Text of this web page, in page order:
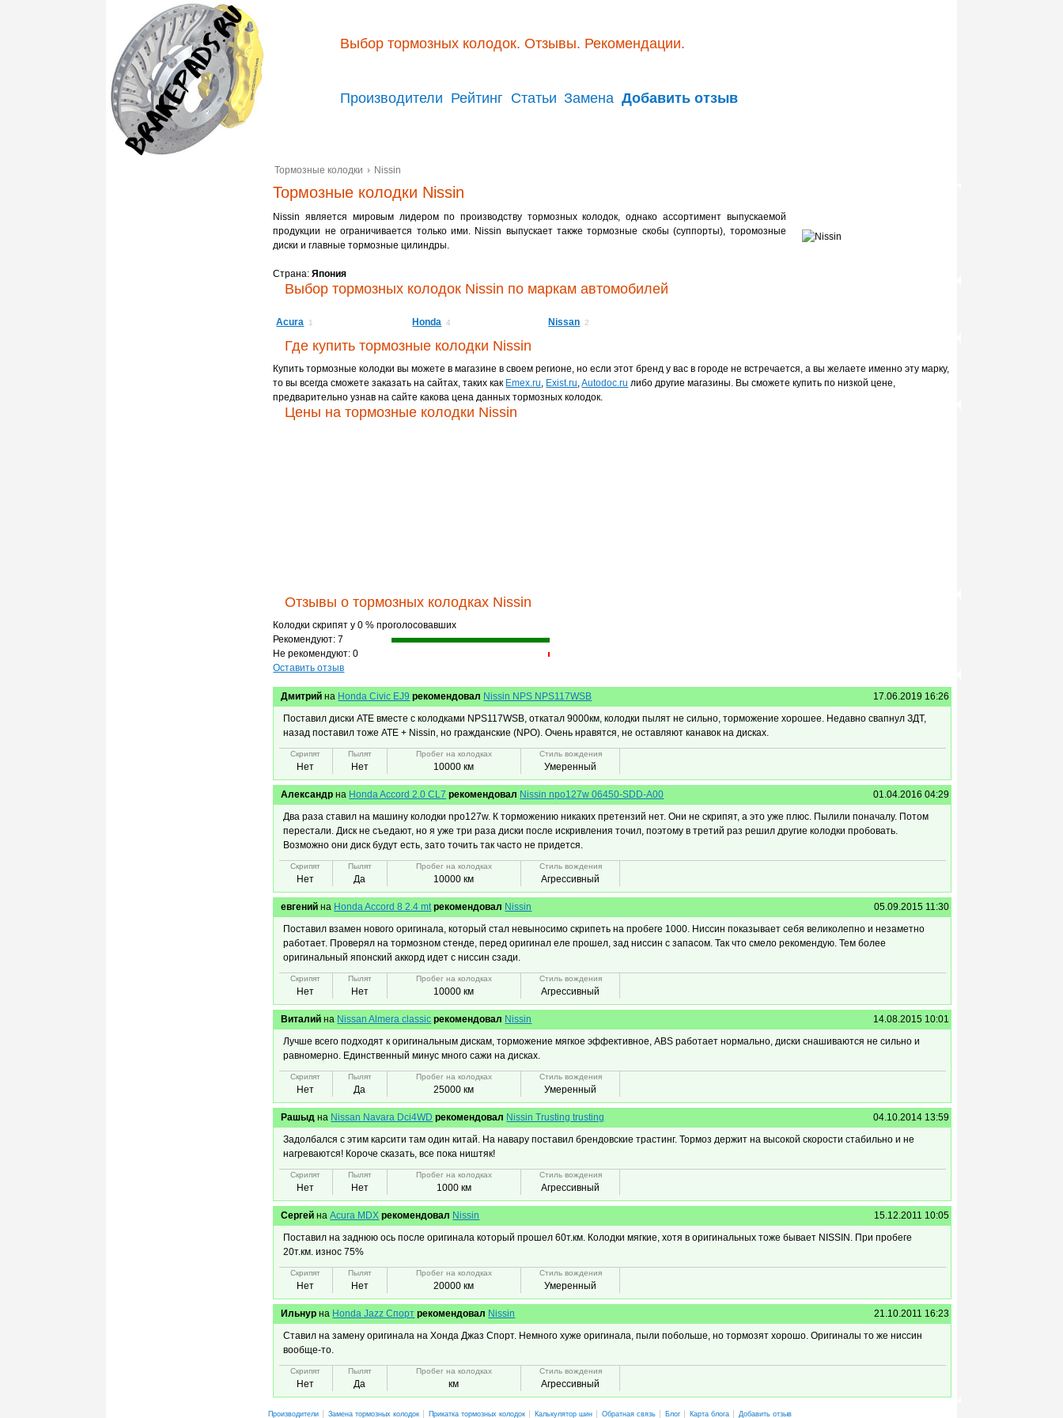
Выбор тормозных колодок. Отзывы. Рекомендации.
Производители Рейтинг Статьи Замена Добавить отзыв
Тормозные колодки › Nissin
Тормозные колодки Nissin
Nissin является мировым лидером по производству тормозных колодок, однако ассортимент выпускаемой
продукции не ограничивается только ими. Nissin выпускает также тормозные скобы (суппорты), торомозные
диски и главные тормозные цилиндры.
Страна:Япония
Выбор тормозных колодок Nissin по маркам автомобилей
Acura 1 Honda 4 Nissan 2
Где купить тормозные колодки Nissin
Купить тормозные колодки вы можете в магазине в своем регионе, но если этот бренд у вас в городе не встречается, а вы желаете именно эту марку,
то вы всегда сможете заказать на сайтах, таких как Emex.ru, Exist.ru,Autodoc.ru либо другие магазины. Вы сможете купить по низкой цене,
предварительно узнав на сайте какова цена данных тормозных колодок.
Цены на тормозные колодки Nissin
Отзывы о тормозных колодках Nissin
Колодки скрипят у 0 % проголосовавших
Рекомендуют: 7
Не рекомендуют: 0
Оставить отзыв
Дмитрий на Honda Civic EJ9 рекомендовал Nissin NPS NPS117WSB 17.06.2019 16:26
Поставил диски ATE вместе с колодками NPS117WSB, откатал 9000км, колодки пылят не сильно, торможение хорошее. Недавно свапнул ЗДТ,
назад поставил тоже ATE + Nissin, но гражданские (NPO). Очень нравятся, не оставляют канавок на дисках.
Скрипят
Нет
Пылят
Нет
Пробег на колодках
10000 км
Стиль вождения
Умеренный
Александр на Honda Accord 2.0 CL7 рекомендовал Nissin npo127w 06450-SDD-A00 01.04.2016 04:29
Два раза ставил на машину колодки npo127w. К торможению никаких претензий нет. Они не скрипят, а это уже плюс. Пылили поначалу. Потом
перестали. Диск не съедают, но я уже три раза диски после искривления точил, поэтому в третий раз решил другие колодки пробовать.
Возможно они диск будут есть, зато точить так часто не придется.
Скрипят
Нет
Пылят
Да
Пробег на колодках
10000 км
Стиль вождения
Агрессивный
евгений на Honda Accord 8 2.4 mt рекомендовал Nissin 05.09.2015 11:30
Поставил взамен нового оригинала, который стал невыносимо скрипеть на пробеге 1000. Ниссин показывает себя великолепно и незаметно
работает. Проверял на тормозном стенде, перед оригинал еле прошел, зад ниссин с запасом. Так что смело рекомендую. Тем более
оригинальный японский аккорд идет с ниссин сзади.
Скрипят
Нет
Пылят
Нет
Пробег на колодках
10000 км
Стиль вождения
Агрессивный
Виталий на Nissan Almera classic рекомендовал Nissin 14.08.2015 10:01
Лучше всего подходят к оригинальным дискам, торможение мягкое эффективное, ABS работает нормально, диски снашиваются не сильно и
равномерно. Единственный минус много сажи на дисках.
Скрипят
Нет
Пылят
Да
Пробег на колодках
25000 км
Стиль вождения
Умеренный
Рашыд на Nissan Navara Dci4WD рекомендовал Nissin Trusting trusting 04.10.2014 13:59
Задолбался с этим карсити там один китай. На навару поставил брендовские трастинг. Тормоз держит на высокой скорости стабильно и не
нагреваются! Короче сказать, все пока ништяк!
Скрипят
Нет
Пылят
Нет
Пробег на колодках
1000 км
Стиль вождения
Агрессивный
Сергей на Acura MDX рекомендовал Nissin 15.12.2011 10:05
Поставил на заднюю ось после оригинала который прошел 60т.км. Колодки мягкие, хотя в оригинальных тоже бывает NISSIN. При пробеге
20т.км. износ 75%
Скрипят
Нет
Пылят
Нет
Пробег на колодках
20000 км
Стиль вождения
Умеренный
Ильнур на Honda Jazz Спорт рекомендовал Nissin 21.10.2011 16:23
Ставил на замену оригинала на Хонда Джаз Спорт. Немного хуже оригинала, пыли побольше, но тормозят хорошо. Оригиналы то же ниссин
вообще-то.
Скрипят
Нет
Пылят
Да
Пробег на колодках
км
Стиль вождения
Агрессивный
Производители Замена тормозных колодок Прикатка тормозных колодок Калькулятор шин Обратная связь Блог Карта блога Добавить отзыв